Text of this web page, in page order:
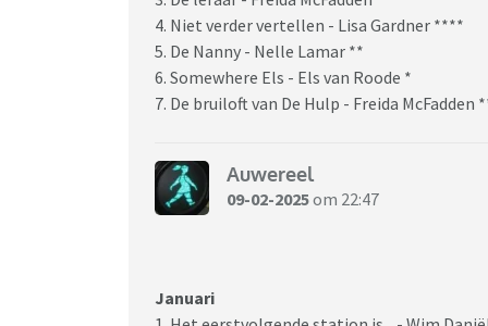
4. Niet verder vertellen - Lisa Gardner ****
5. De Nanny - Nelle Lamar **
6. Somewhere Els - Els van Roode *
7. De bruiloft van De Hulp - Freida McFadden
Auwereel
09-02-2025om 22:47
Januari